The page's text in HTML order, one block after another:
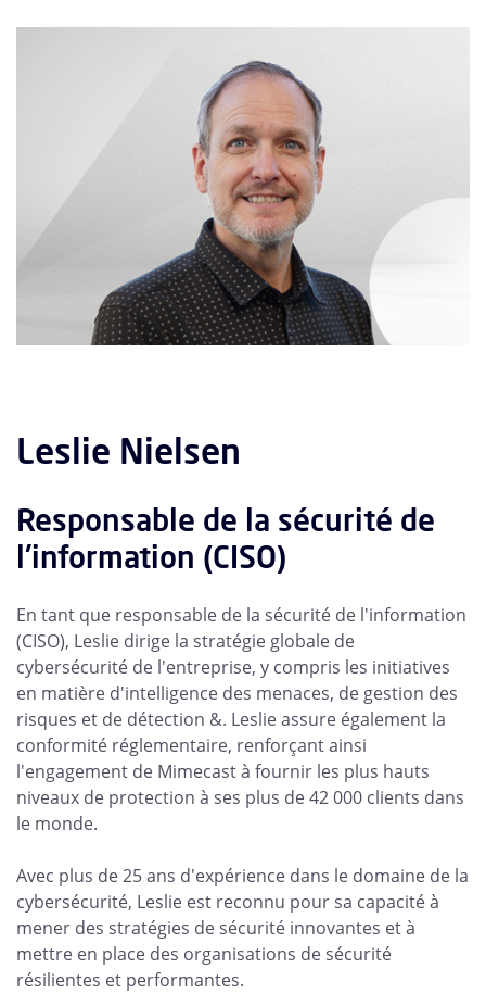
Leslie Nielsen
Responsable de la sécurité de
l'information (CISO)
En tant que responsable de la sécurité de l'information
(CISO), Leslie dirige la stratégie globale de
cybersécurité de l'entreprise, y compris les initiatives
en matière d'intelligence des menaces, de gestion des
risques et de détection &. Leslie assure également la
conformité réglementaire, renforçant ainsi
l'engagement de Mimecast à fournir les plus hauts
niveaux de protection à ses plus de 42 000 clients dans
le monde.
Avec plus de 25 ans d'expérience dans le domaine de la
cybersécurité, Leslie est reconnu pour sa capacité à
mener des stratégies de sécurité innovantes et à
mettre en place des organisations de sécurité
résilientes et performantes.